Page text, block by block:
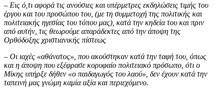
– Εις ό,τι αφορά τις ανούσιες και υπέρμετρες εκδηλώσεις τιμής του
έργου και του προσώπου του, (με τη συμμετοχή της πολιτικής και
πολιτειακής ηγεσίας του τόπου μας), κατά την κηδεία του και πριν
από αυτήν, τις θεωρούμε απαράδεκτες από την άποψη της
Ορθόδοξης χριστιανικής πίστεως
– Οι ιαχές «αθάνατος», που ακούστηκαν κατά την ταφή του, όπως
και η άποψη που εξέφρασε κορυφαίο πολιτειακό πρόσωπο, ότι ο
Μίκης υπήρξε δήθεν «ο παιδαγωγός του λαού», δεν έχουν κατά την
ταπεινή μας γνώμη καμία αξία και περιεχόμενο.